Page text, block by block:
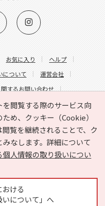
閲覧する際のサービス向
め、クッキー（Cookie）
覧を継続されることで、ク
なします。詳細について
個人情報の取り扱いについ
ける
いについて」へ
お気に入り
ヘルプ
について
運営会社
するお問い合わせ
お問い合わせ
All Rights Reserved.